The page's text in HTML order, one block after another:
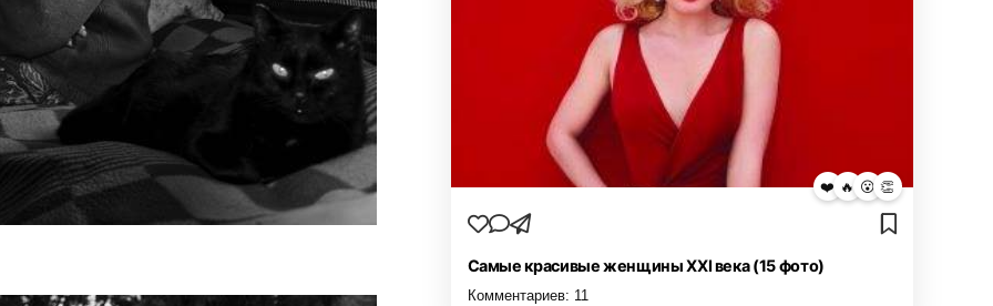
❤️ 🔥 😮 👏
Самые красивые женщины XXI века (15 фото)
Комментариев: 11